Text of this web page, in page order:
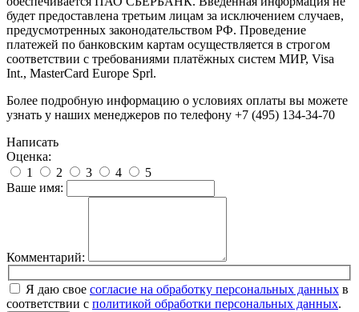
будет предоставлена третьим лицам за исключением случаев,
предусмотренных законодательством РФ. Проведение
платежей по банковским картам осуществляется в строгом
соответствии с требованиями платёжных систем МИР, Visa
Int., MasterCard Europe Sprl.
Более подробную информацию о условиях оплаты вы можете
узнать у наших менеджеров по телефону +7 (495) 134-34-70
Написать
Оценка:
1
2 3 4
5
Ваше имя:
Комментарий:
Я даю свое согласие на обработку персональных данных в
соответствии с политикой обработки персональных данных.